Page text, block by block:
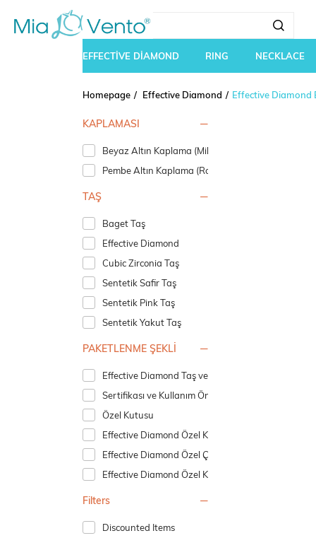
EFFECTİVE DİAMOND RING NECKLACE
Homepage Effective Diamond Effective Diamond
KAPLAMASI
Beyaz Altın Kaplama (Mikron Rodyum)
Pembe Altın Kaplama (Rosegold)
TAŞ
Baget Taş
Effective Diamond
Cubic Zirconia Taş
Sentetik Safir Taş
Sentetik Pink Taş
Sentetik Yakut Taş
PAKETLENME ŞEKLİ
Effective Diamond Taş ve Ürün İçin Sertifika ve
Sertifikası ve Kullanım Önerileri Kılavuzu
Özel Kutusu
Effective Diamond Özel Kutusu
Effective Diamond Özel Çantası
Effective Diamond Özel Kutusu
Filters
Discounted Items